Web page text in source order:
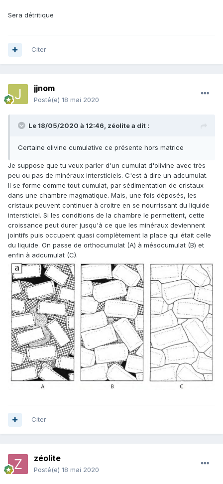
Sera détritique
Citer
jjnom
Posté(e) 18 mai 2020
Le 18/05/2020 à 12:46, zéolitea dit :
Certaine olivine cumulative ce présente hors matrice
Je suppose que tu veux parler d'un cumulat d'olivine avec très
peu ou pas de minéraux intersticiels. C'est à dire un adcumulat.
Il se forme comme tout cumulat, par sédimentation de cristaux
dans une chambre magmatique. Mais, une fois déposés, les
cristaux peuvent continuer à croitre en se nourrissant du liquide
intersticiel. Si les conditions de la chambre le permettent, cette
croissance peut durer jusqu'à ce que les minéraux deviennent
jointifs puis occupent quasi complètement la place qui était celle
du liquide. On passe de orthocumulat (A) à mésocumulat (B) et
enfin à adcumulat (C).
Citer
zéolite
Posté(e) 18 mai 2020